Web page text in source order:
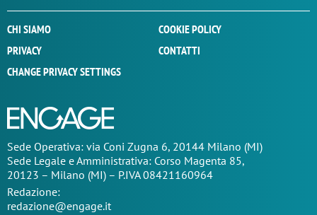
CHI SIAMO
COOKIE POLICY
PRIVACY
CONTATTI
CHANGE PRIVACY SETTINGS
Sede Operativa: via Coni Zugna 6, 20144 Milano (MI)
Sede Legale e Amministrativa: Corso Magenta 85,
20123 – Milano (MI) – P.IVA 08421160964
Redazione:
redazione@engage.it